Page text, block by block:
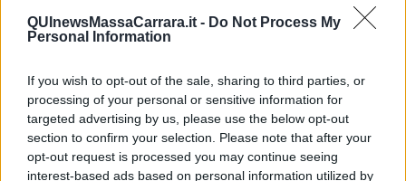
QUInewsMassaCarrara.it - Do Not Process My
Personal Information
If you wish to opt-out of the sale, sharing to third parties, or
processing of your personal or sensitive information for
targeted advertising by us, please use the below opt-out
section to confirm your selection. Please note that after your
opt-out request is processed you may continue seeing
interest-based ads based on personal information utilized by
Nadio Stronchi
Se vuoi leggere le notizie principali della Toscana iscriviti alla
Newsletter QUInews - ToscanaMedia.Arriva gratis tutti i giorni
alle 20:00 direttamente nella tua casella di posta.